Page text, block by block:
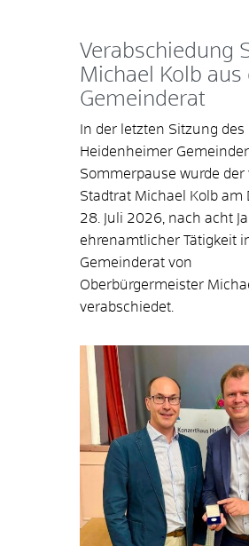
Verabschiedung
Michael Kolb aus
Gemeinderat
In der letzten Sitzung des
Heidenheimer
Sommerpause wurde der
Stadtrat Michael Kolb am
28. Juli 2026, nach acht
ehrenamtlicher Tätigkeit
Gemeinderat von
Oberbürgermeister
verabschiedet.